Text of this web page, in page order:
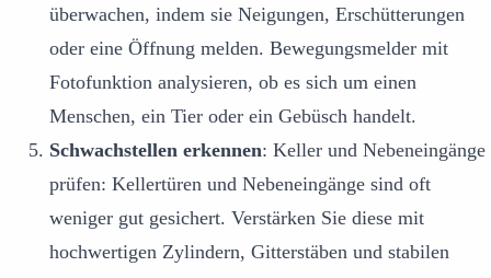
überwachen, indem sie Neigungen, Erschütterungen
oder eine Öffnung melden. Bewegungsmelder mit
Fotofunktion analysieren, ob es sich um einen
Menschen, ein Tier oder ein Gebüsch handelt.
Schwachstellen erkennen: Keller und Nebeneingänge
prüfen: Kellertüren und Nebeneingänge sind oft
weniger gut gesichert. Verstärken Sie diese mit
hochwertigen Zylindern, Gitterstäben und stabilen